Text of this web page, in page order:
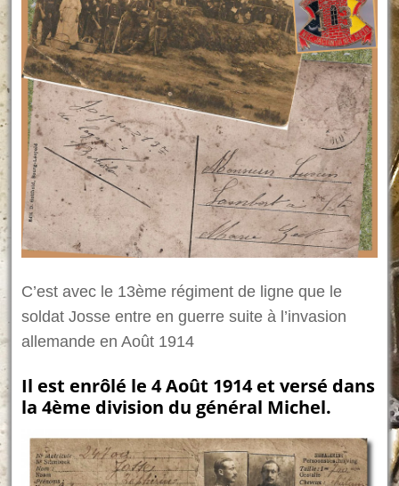
C’est avec le 13ème régiment de ligne que le
soldat Josse entre en guerre suite à l’invasion
allemande en Août 1914
Il est enrôlé le 4 Août 1914 et versé dans
la 4ème division du général Michel.